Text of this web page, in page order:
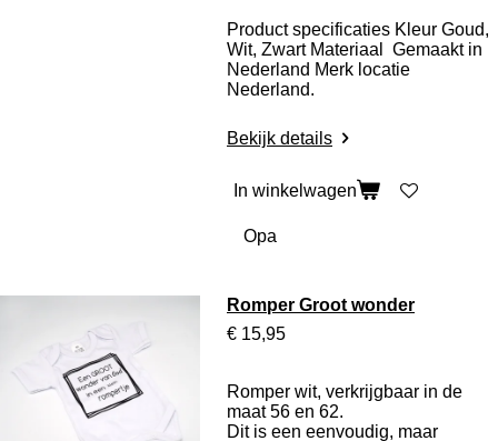
Product specificaties Kleur Goud,
Wit, Zwart Materiaal Gemaakt in
Nederland Merk locatie
Nederland.
Bekijk details
In winkelwagen
Romper Groot wonder
€ 15,95
Romper wit, verkrijgbaar in de
maat 56 en 62.
Dit is een eenvoudig, maar